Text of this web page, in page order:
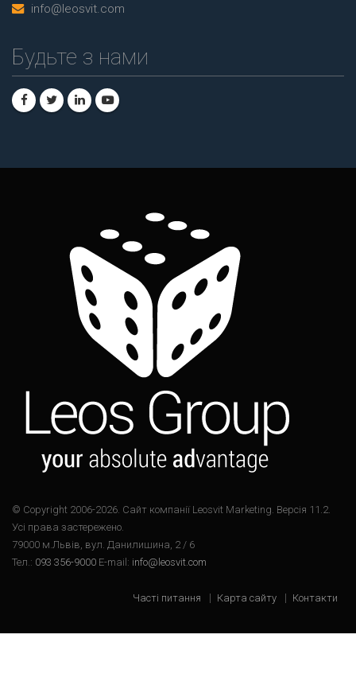
info@leosvit.com
Будьте з нами
© Copyright 2006-2026. Cайт компанії Leosvit Marketing. Версія 11.2.
Усі права застережено.
79000 м.Львів, вул. Данилишина, 2 / 6
Тел.: 093 356-9000 E-mail: info@leosvit.com
Часті питання Карта сайту Контакти